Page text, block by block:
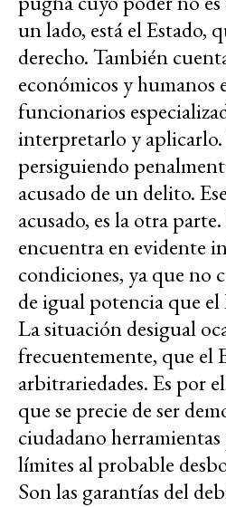
un lado, está el Estado,
derecho. También
económicos y humanos
funcionarios
interpretarlo y aplicarlo.
persiguiendo
acusado de un delito.
acusado, es la otra
encuentra en evidente
condiciones, ya que no
de igual potencia que el
La situación desigual
frecuentemente, que el
arbitrariedades. Es por
que se precie de ser
ciudadano
límites al probable
Son las garantías del